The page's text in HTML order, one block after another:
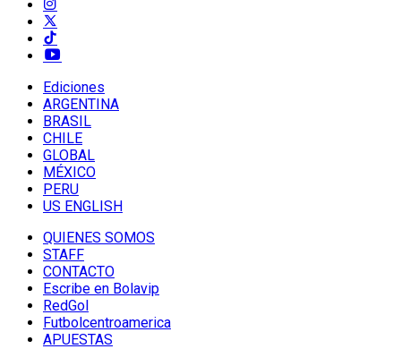
Ediciones
ARGENTINA
BRASIL
CHILE
GLOBAL
MÉXICO
PERU
US ENGLISH
QUIENES SOMOS
STAFF
CONTACTO
Escribe en Bolavip
RedGol
Futbolcentroamerica
APUESTAS